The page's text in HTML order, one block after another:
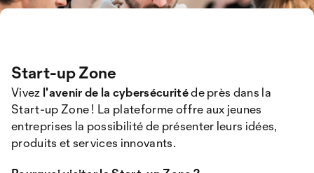
Start-up Zone
Vivez l'avenir de la cybersécuritéde près dans la
Start-up Zone ! La plateforme offre aux jeunes
entreprises la possibilité de présenter leurs idées,
produits et services innovants.